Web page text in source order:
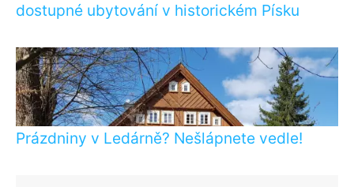
dostupné ubytování v historickém Písku
Prázdniny v Ledárně? Nešlápnete vedle!